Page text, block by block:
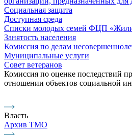
Социальная защита
Доступная среда
Списки молодых семей ФЦП
Занятость населения
Комиссия по делам
Муниципальные услуги
Совет ветеранов
Комиссия по оценке последствий
отношении объектов социальной
Власть
Архив ТМО